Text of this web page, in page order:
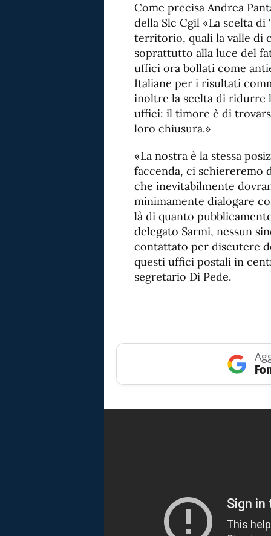
Come precisa Andrea
della Slc Cgil «La scelta
territorio, quali la valle di
soprattutto alla luce del
uffici ora bollati come
Italiane per i risultati
inoltre la scelta di ridurre
uffici: il timore è di
loro chiusura.»
«La nostra è la stessa
faccenda, ci schiereremo
che inevitabilmente
minimamente dialogare
là di quanto
delegato Sarmi, nessun
contattato per discutere
questi uffici postali in
segretario Di Pede.